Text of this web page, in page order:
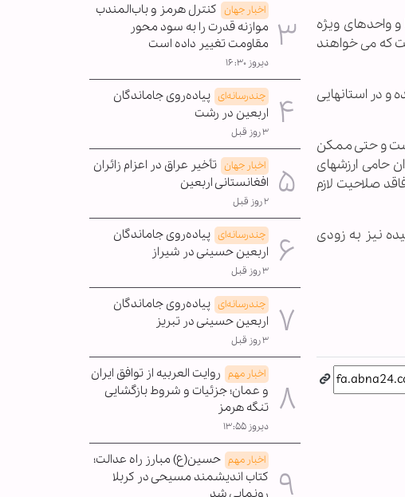
واحدهای ویژه
است که می خواهند
و در استانهایی
و حتی ممکن
حامی ارزشهای
صلاحیت لازم
نیز به زودی
اخبار جهان کنترل هرمز و باب‌المندب
موازنه قدرت را به سود محور
مقاومت تغییر داده است
دیروز ۱۶:۳۰
چندرسانه‌ای پیاده‌روی جاماندگان
اربعین در رشت
۳ روز قبل
اخبار جهان تأخیر عراق در اعزام زائران
افغانستانی اربعین
۲ روز قبل
چندرسانه‌ای پیاده‌روی جاماندگان
اربعین حسینی در شیراز
۳ روز قبل
چندرسانه‌ای پیاده‌روی جاماندگان
اربعین حسینی در تبریز
۳ روز قبل
اخبار مهم روایت العربیه از توافق ایران
و عمان؛ جزئیات و شروط بازگشایی
تنگه هرمز
دیروز ۱۳:۵۵
اخبار مهم حسین(ع) مبارز راه عدالت؛
کتاب اندیشمند مسیحی در کربلا
رونمایی شد